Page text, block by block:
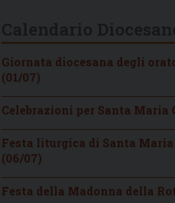
Giornata diocesana degli
(01/07)
Celebrazioni per Santa Maria
Festa liturgica di Santa
(06/07)
Festa della Madonna della